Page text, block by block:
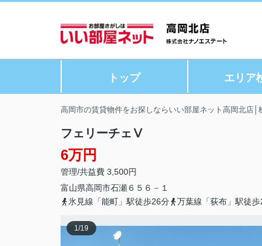
トップ エリア
高岡市の賃貸物件をお探しならいい部屋ネット高岡北店│
フェリーチェⅤ
6万円
管理/共益費 3,500円
富山県高岡市石瀬６５６－１
氷見線「能町」駅徒歩26分
万葉線「荻布」駅徒
1/19